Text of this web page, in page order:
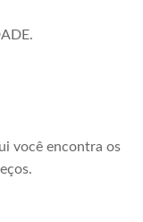
você encontra os